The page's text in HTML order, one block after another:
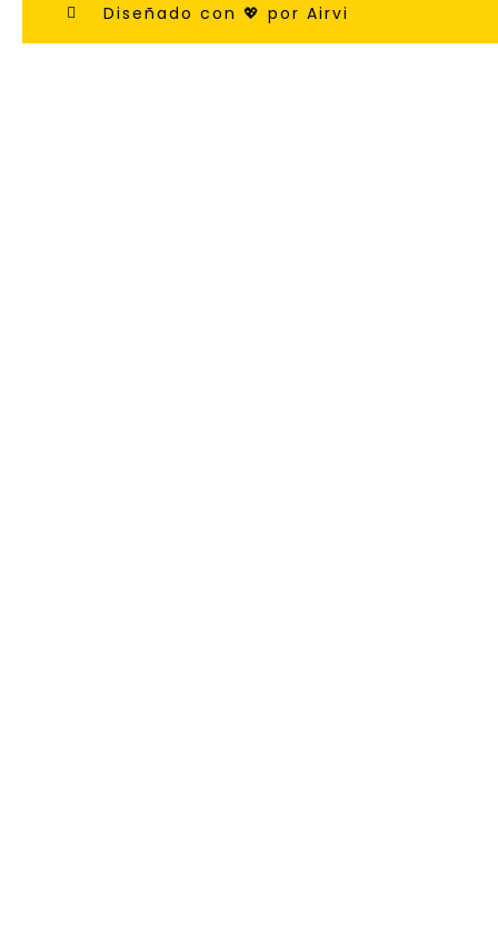
Diseñado con 💖 por Airvi